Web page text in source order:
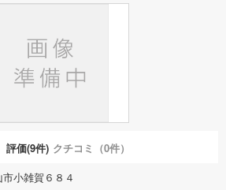
評価(9件) クチコミ（0件）
小雑賀６８４